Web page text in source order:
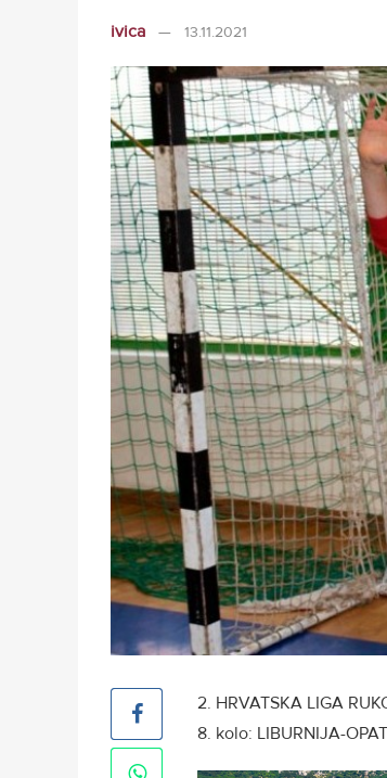
ivica 13.11.2021
2. HRVATSKA LIGA
8. kolo: LIBURNIJA-